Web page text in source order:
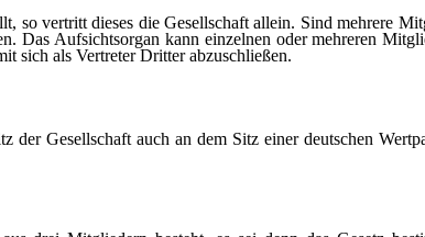
so vertritt dieses die Gesellschaft allein. Sind mehrere
Das Aufsichtsorgan kann einzelnen oder mehreren
sich als Vertreter Dritter abzuschließen.
der Gesellschaft auch an dem Sitz einer deutschen